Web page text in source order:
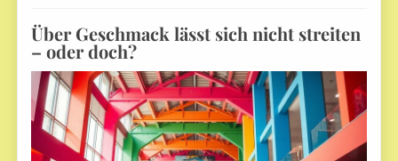
Über Geschmack lässt sich nicht streiten
– oder doch?